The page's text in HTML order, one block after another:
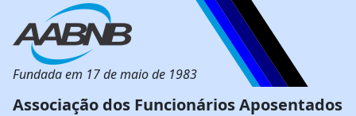
Fundada em 17 de maio de 1983
Associação dos Funcionários Aposentados